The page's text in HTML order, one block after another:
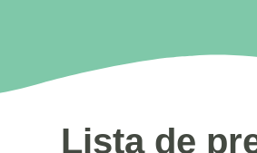
Lista de